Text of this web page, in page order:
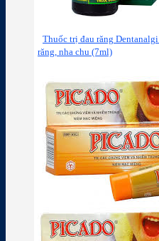
Thuốc trị đau răng
răng, nha chu (7ml)